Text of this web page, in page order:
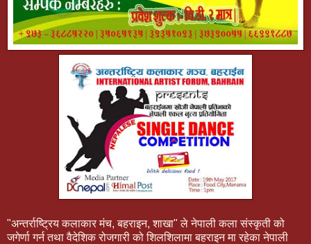
"अन्तर्राष्ट्रिय कलाकार मंच, बहराइन, शाखा" ले नेपाली कला संस्कृती को
जगेर्णा गर्न तथा वैदेशिक रोजगारी को शिलशिलामा बहराइन मा रहेका नेपाली